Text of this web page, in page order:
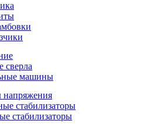
сверла
машины
напряжения
стабилизаторы
стабилизаторы